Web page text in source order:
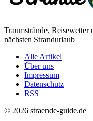
Traumstrände,
nächsten Strandurlaub
Alle Artikel
Über uns
Impressum
Datenschutz
RSS
© 2026 straende-guide.de